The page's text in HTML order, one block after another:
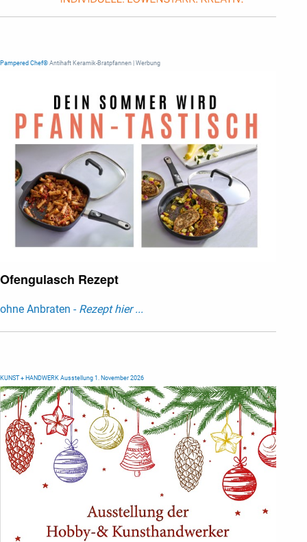
Pampered Chef® Antihaft Keramik-Bratpfannen | Werbung
Ofengulasch Rezept
ohne Anbraten - Rezept hier ...
KUNST + HANDWERK Ausstellung 1. November 2026